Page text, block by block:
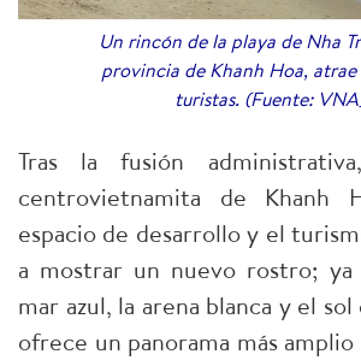
Un rincón de la playa de Nha
provincia de Khanh Hoa, atrae
turistas. (Fuente:
Tras la fusión
centrovietnamita de Khanh
espacio de desarrollo y el
a mostrar un nuevo rostro;
mar azul, la arena blanca y el
ofrece un panorama más